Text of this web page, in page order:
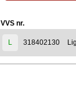
VVS nr.
L 318402130